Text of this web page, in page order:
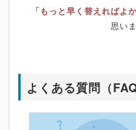
「もっと早く替えればよ
思いま
よくある質問（FAQ